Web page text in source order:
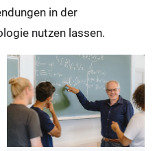
in der
nutzen lassen.